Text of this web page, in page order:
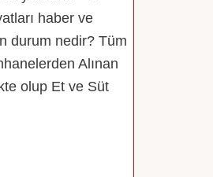
haber ve
durum nedir? Tüm
Alınan
olup Et ve Süt